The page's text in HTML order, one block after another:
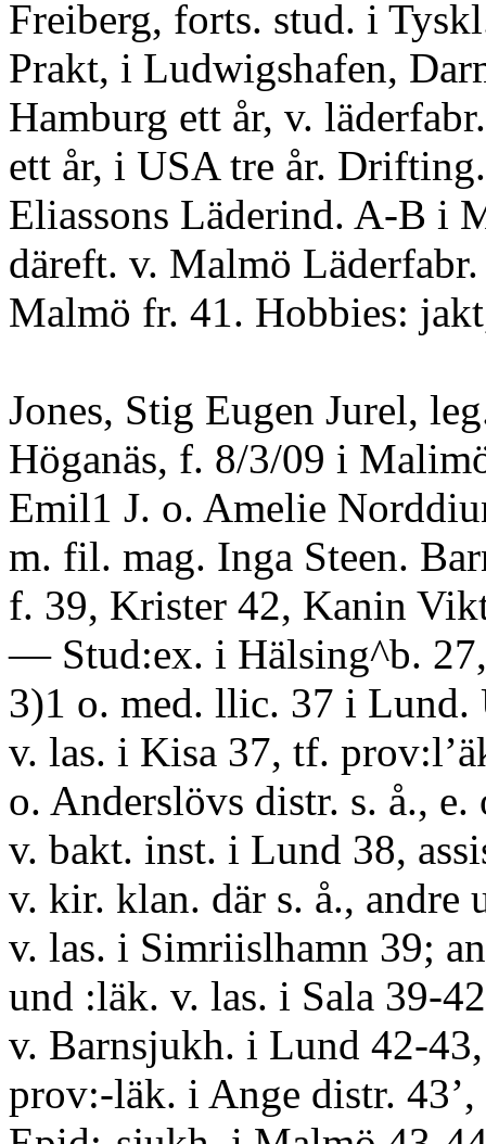
Freiberg, forts. stud. i
Prakt, i Ludwigshafen,
Hamburg ett år, v.
ett år, i USA tre år.
Eliassons Läderind. A-B i
däreft. v. Malmö
Malmö fr. 41. Hobbies:
Jones, Stig Eugen Jurel,
Höganäs, f. 8/3/09 i
Emil1 J. o. Amelie
m. fil. mag. Inga Steen.
f. 39, Krister 42, Kanin
— Stud:ex. i Hälsing^b.
3)1 o. med. llic. 37 i Lund.
v. las. i Kisa 37, tf.
o. Anderslövs distr. s. å., e.
v. bakt. inst. i Lund 38,
v. kir. klan. där s. å., andre
v. las. i Simriislhamn 39;
und :läk. v. las. i Sala 39-
v. Barnsjukh. i Lund 42-
prov:-läk. i Ange distr.